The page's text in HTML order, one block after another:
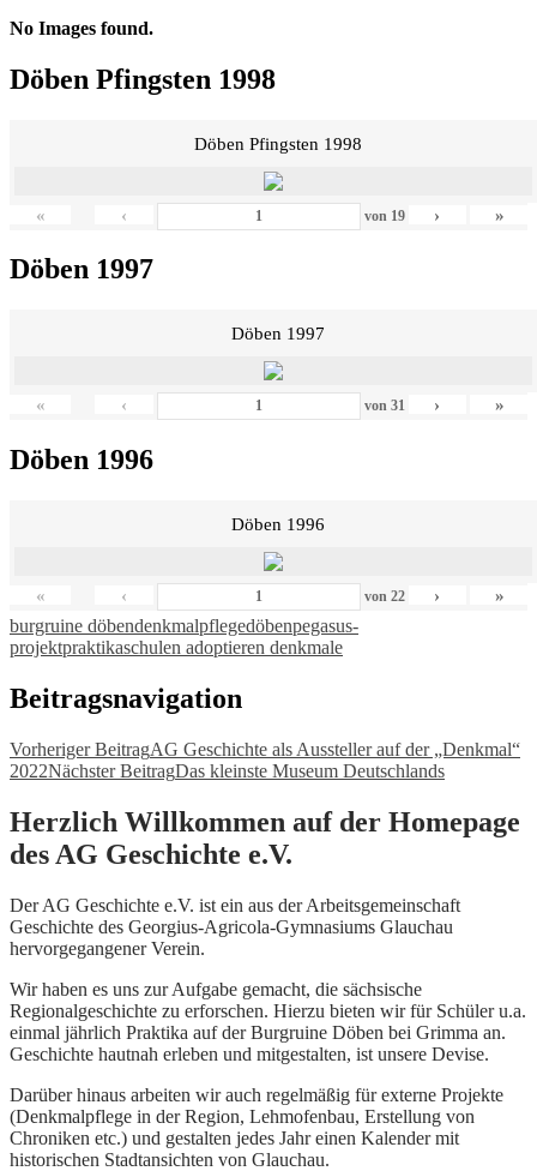
No Images found.
Döben Pfingsten 1998
Döben Pfingsten 1998
« ‹ von 19 › »
Döben 1997
Döben 1997
« ‹ von 31 › »
Döben 1996
Döben 1996
« ‹ von 22 › »
burgruine döbendenkmalpflegedöbenpegasus-
projektpraktikaschulen adoptieren denkmale
Beitragsnavigation
Vorheriger BeitragAG Geschichte als Aussteller auf der „Denkmal“
2022Nächster BeitragDas kleinste Museum Deutschlands
Herzlich Willkommen auf der Homepage
des AG Geschichte e.V.
Der AG Geschichte e.V. ist ein aus der Arbeitsgemeinschaft
Geschichte des Georgius-Agricola-Gymnasiums Glauchau
hervorgegangener Verein.
Wir haben es uns zur Aufgabe gemacht, die sächsische
Regionalgeschichte zu erforschen. Hierzu bieten wir für Schüler u.a.
einmal jährlich Praktika auf der Burgruine Döben bei Grimma an.
Geschichte hautnah erleben und mitgestalten, ist unsere Devise.
Darüber hinaus arbeiten wir auch regelmäßig für externe Projekte
(Denkmalpflege in der Region, Lehmofenbau, Erstellung von
Chroniken etc.) und gestalten jedes Jahr einen Kalender mit
historischen Stadtansichten von Glauchau.